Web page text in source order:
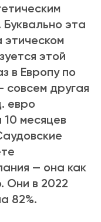
эта
этой
в Европу по
совсем другая
евро
месяцев
— она как
Они в 2022
82%.